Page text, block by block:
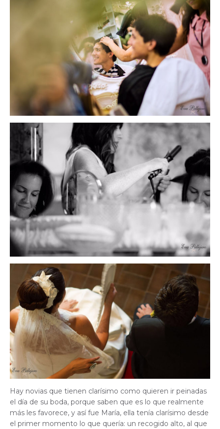
Hay novias que tienen clarísimo como quieren ir peinadas
el día de su boda, porque saben que es lo que realmente
más les favorece, y así fue María, ella tenía clarísimo desde
el primer momento lo que quería: un recogido alto, al que